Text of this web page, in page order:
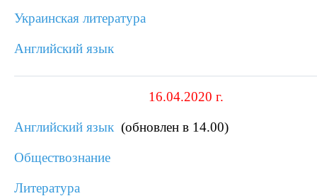
Украинская литература
Английский язык
16.04.2020 г.
Английский язык (обновлен в 14.00)
Обществознание
Литература